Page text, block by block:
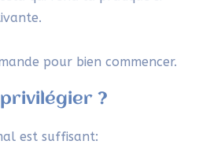
? Vous êtes libre de le